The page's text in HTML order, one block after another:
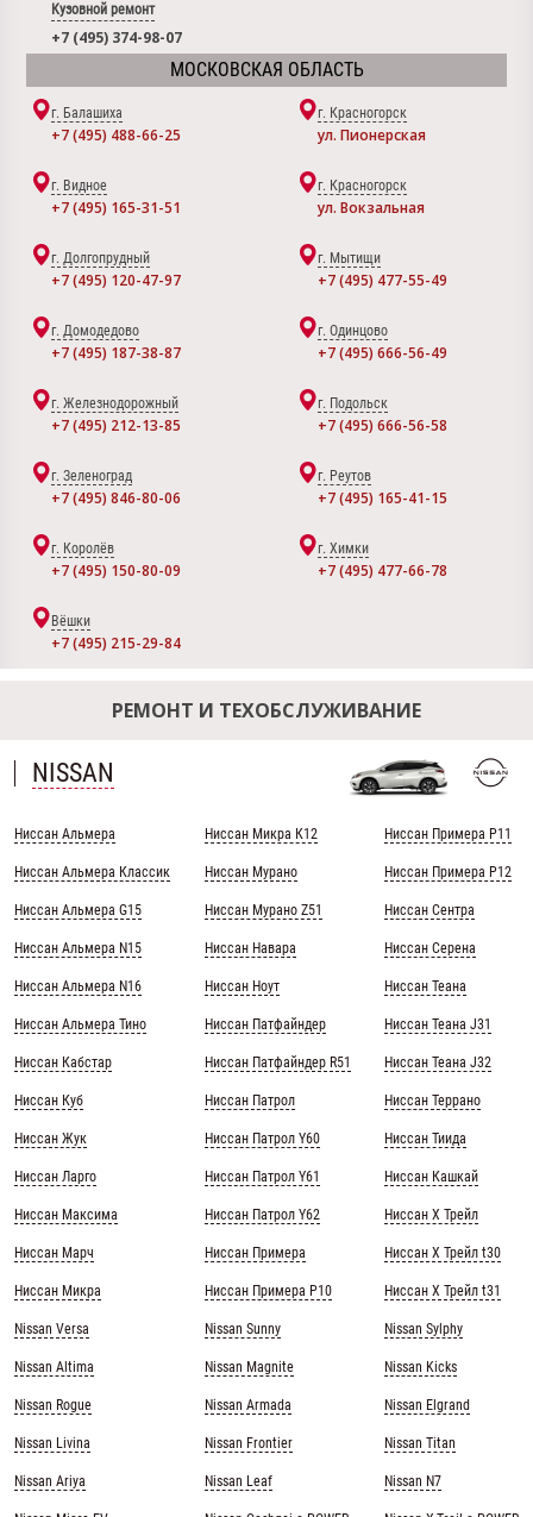
Кузовной ремонт
+7 (495) 374-98-07
МОСКОВСКАЯ ОБЛАСТЬ
г. Балашиха
+7 (495) 488-66-25
г. Красногорск
ул. Пионерская
г. Видное
+7 (495) 165-31-51
г. Красногорск
ул. Вокзальная
г. Долгопрудный
+7 (495) 120-47-97
г. Мытищи
+7 (495) 477-55-49
г. Домодедово
+7 (495) 187-38-87
г. Одинцово
+7 (495) 666-56-49
г. Железнодорожный
+7 (495) 212-13-85
г. Подольск
+7 (495) 666-56-58
г. Зеленоград
+7 (495) 846-80-06
г. Реутов
+7 (495) 165-41-15
г. Королёв
+7 (495) 150-80-09
г. Химки
+7 (495) 477-66-78
Вёшки
+7 (495) 215-29-84
РЕМОНТ И ТЕХОБСЛУЖИВАНИЕ
NISSAN
Ниссан Альмера
Ниссан Альмера Классик
Ниссан Альмера G15
Ниссан Альмера N15
Ниссан Альмера N16
Ниссан Альмера Тино
Ниссан Кабстар
Ниссан Куб
Ниссан Жук
Ниссан Ларго
Ниссан Максима
Ниссан Марч
Ниссан Микра
Nissan Versa
Nissan Altima
Nissan Rogue
Nissan Livina
Nissan Ariya
Ниссан Микра К12
Ниссан Мурано
Ниссан Мурано Z51
Ниссан Навара
Ниссан Ноут
Ниссан Патфайндер
Ниссан Патфайндер R51
Ниссан Патрол
Ниссан Патрол Y60
Ниссан Патрол Y61
Ниссан Патрол Y62
Ниссан Примера
Ниссан Примера Р10
Nissan Sunny
Nissan Magnite
Nissan Armada
Nissan Frontier
Nissan Leaf
Ниссан Примера Р11
Ниссан Примера Р12
Ниссан Сентра
Ниссан Серена
Ниссан Теана
Ниссан Теана J31
Ниссан Теана J32
Ниссан Террано
Ниссан Тиида
Ниссан Кашкай
Ниссан Х Трейл
Ниссан Х Трейл t30
Ниссан Х Трейл t31
Nissan Sylphy
Nissan Kicks
Nissan Elgrand
Nissan Titan
Nissan N7